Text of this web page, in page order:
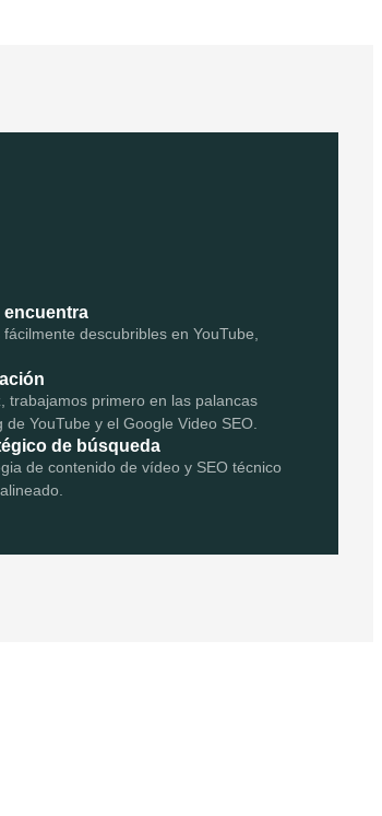
encuentra
descubribles en YouTube,
trabajamos primero en las palancas
YouTube y el Google Video SEO.
de búsqueda
de contenido de vídeo y SEO técnico